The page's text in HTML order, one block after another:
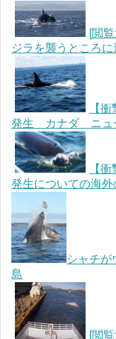
[閲
ジラを襲うところ
【
発生 カナダ ニュ
【
発生についての海外
シャチ
島
[閲